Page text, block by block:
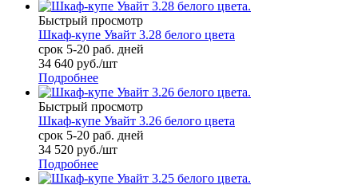
Быстрый просмотр
Шкаф-купе Увайт 3.28 белого цвета
срок 5-20 раб. дней
34 640 руб./шт
Подробнее
Быстрый просмотр
Шкаф-купе Увайт 3.26 белого цвета
срок 5-20 раб. дней
34 520 руб./шт
Подробнее